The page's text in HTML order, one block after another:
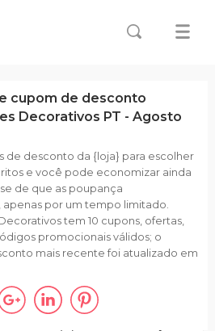
cupom de desconto
Decorativos PT - Agosto
de desconto da {loja} para escolher
e você pode economizar ainda
de que as poupança
apenas por um tempo limitado.
tem 10 cupons, ofertas,
promocionais válidos; o
mais recente foi atualizado em